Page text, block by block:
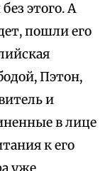
этого. А
пошли его
Пэтон,
и
в лице
к его